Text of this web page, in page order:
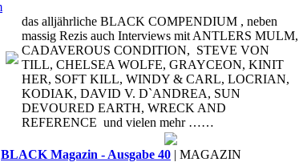
das alljährliche BLACK COMPENDIUM , neben
massig Rezis auch Interviews mit ANTLERS MULM,
CADAVEROUS CONDITION, STEVE VON
TILL, CHELSEA WOLFE, GRAYCEON, KINIT
HER, SOFT KILL, WINDY & CARL, LOCRIAN,
KODIAK, DAVID V. D`ANDREA, SUN
DEVOURED EARTH, WRECK AND
REFERENCE und vielen mehr ……
BLACK Magazin - Ausgabe 40 | MAGAZIN